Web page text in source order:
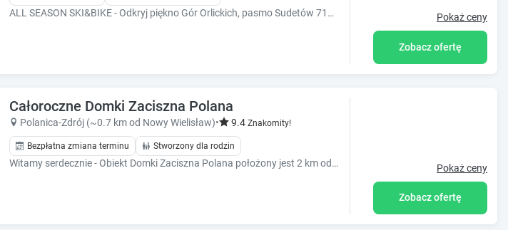
ALL SEASON SKI&BIKE - Odkryj piękno Gór Orlickich, pasmo Sudetów 711 m n.p.m Lasówka obok Zieleńca - absolutnie unikatowy klimat Pokaż ceny
Zobacz ofertę
Całoroczne Domki Zaciszna Polana
Polanica-Zdrój (~0.7 km od Nowy Wielisław)• 9.4 Znakomity!
Bezpłatna zmiana terminu Stworzony dla rodzin
Witamy serdecznie - Obiekt Domki Zaciszna Polana położony jest 2 km od głównego deptaku w Polanicy Zdrój. Pokaż ceny
Zobacz ofertę